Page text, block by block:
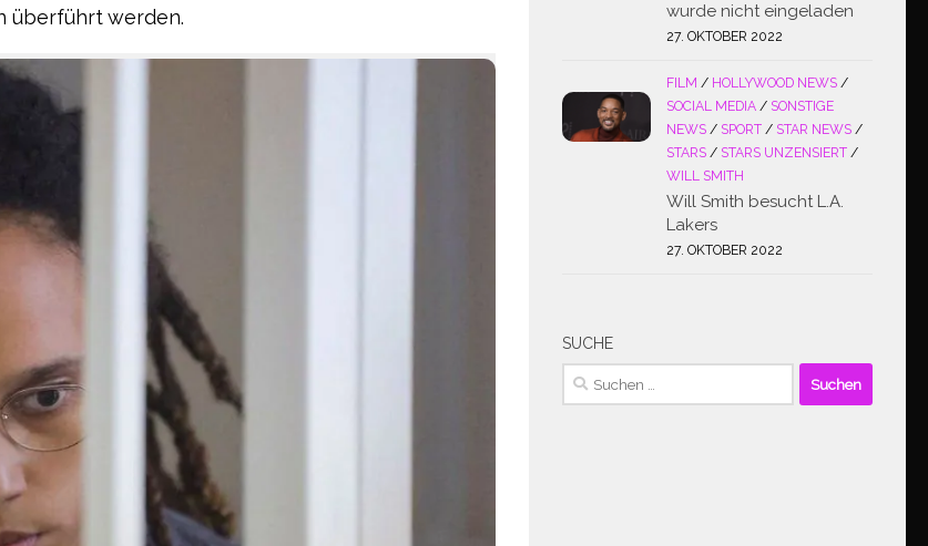
überführt werden.
wurde nicht eingeladen
27. OKTOBER 2022
FILM / HOLLYWOOD NEWS /
SOCIAL MEDIA / SONSTIGE
NEWS / SPORT / STAR NEWS /
STARS / STARS UNZENSIERT /
WILL SMITH
Will Smith besucht L.A.
Lakers
27. OKTOBER 2022
SUCHE
Suchen
nach: